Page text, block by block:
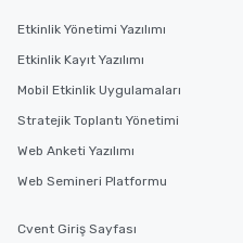
Etkinlik Yönetimi Yazılımı
Etkinlik Kayıt Yazılımı
Mobil Etkinlik Uygulamaları
Stratejik Toplantı Yönetimi
Web Anketi Yazılımı
Web Semineri Platformu
Cvent Giriş Sayfası